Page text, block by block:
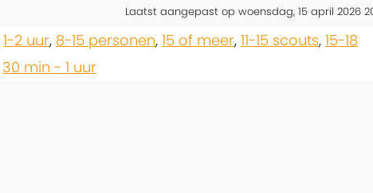
Laatst aangepast op woensdag, 15 april 2026
1-2 uur, 8-15 personen, 15 of meer, 11-15 scouts, 15-18
30 min - 1 uur